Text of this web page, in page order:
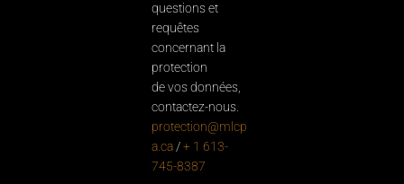
questions et
requêtes
concernant la
protection
de vos données,
contactez-nous.
protection@mlcp
a.ca /+ 1 613-
745-8387